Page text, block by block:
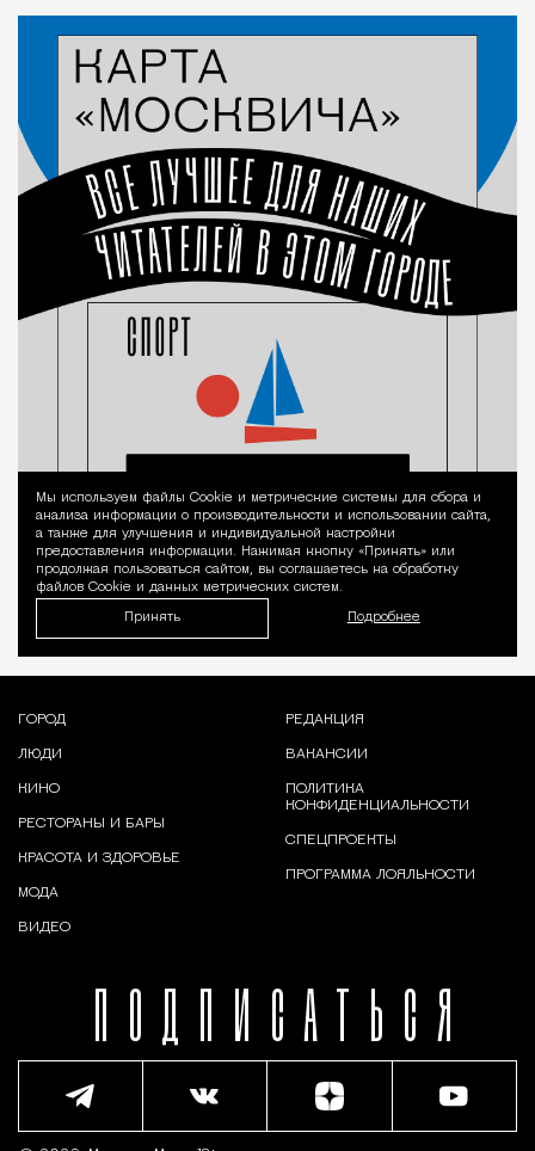
Уведомление
Мы используем файлы Сookie и метрические системы для сбора и
анализа информации о производительности и использовании сайта,
а также для улучшения и индивидуальной настройки
предоставления информации. Нажимая кнопку «Принять» или
продолжая пользоваться сайтом, вы соглашаетесь на обработку
файлов Cookie и данных метрических систем.
Принять Подробнее
ПОДПИСАТЬСЯ
ГОРОД
ЛЮДИ
КИНО
РЕСТОРАНЫ И БАРЫ
КРАСОТА И ЗДОРОВЬЕ
МОДА
ВИДЕО
РЕДАКЦИЯ
ВАКАНСИИ
ПОЛИТИКА
КОНФИДЕНЦИАЛЬНОСТИ
СПЕЦПРОЕКТЫ
ПРОГРАММА ЛОЯЛЬНОСТИ